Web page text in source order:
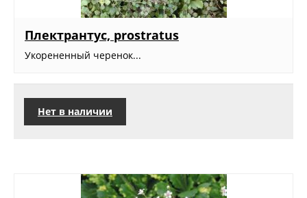
Плектрантус, prostratus
Укорененный черенок...
Нет в наличии